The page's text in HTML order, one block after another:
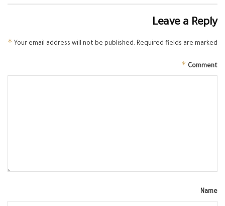
Leave a Reply
Your email address will not be published. Required fields are marked
*
Comment
*
Name